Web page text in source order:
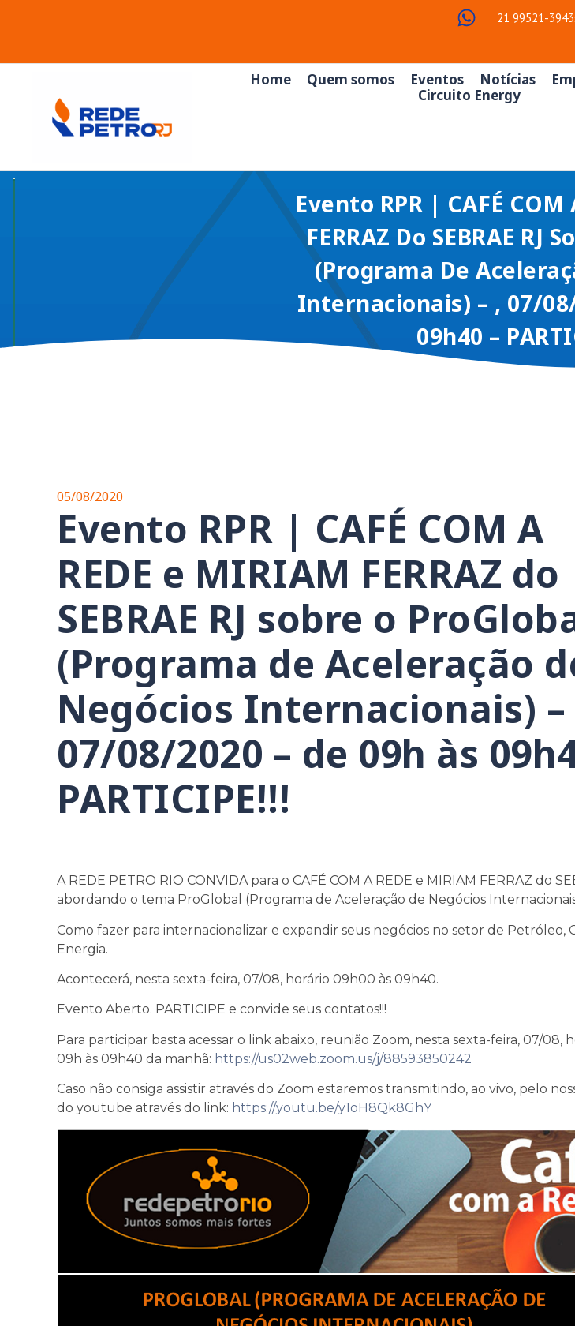
21 99521-3943
Home Quem somos Eventos Notícias
Circuito Energy
Evento RPR | CAFÉ COM
FERRAZ Do SEBRAE RJ
(Programa De
Internacionais) – , 07/
09h40 –
05/08/2020
Evento RPR | CAFÉ COM A
REDE e MIRIAM FERRAZ do
SEBRAE RJ sobre o
(Programa de Aceleração
Negócios Internacionais) –
07/08/2020 – de 09h às
PARTICIPE!!!
A REDE PETRO RIO CONVIDA para o CAFÉ COM A REDE e MIRIAM FERRAZ do
abordando o tema ProGlobal (Programa de Aceleração de Negócios
Como fazer para internacionalizar e expandir seus negócios no setor de Petróleo,
Energia.
Acontecerá, nesta sexta-feira, 07/08, horário 09h00 às 09h40.
Evento Aberto. PARTICIPE e convide seus contatos!!!
Para participar basta acessar o link abaixo, reunião Zoom, nesta sexta-feira, 07/08,
09h às 09h40 da manhã: https://us02web.zoom.us/j/88593850242
Caso não consiga assistir através do Zoom estaremos transmitindo, ao vivo, pelo
do youtube através do link: https://youtu.be/y1oH8Qk8GhY